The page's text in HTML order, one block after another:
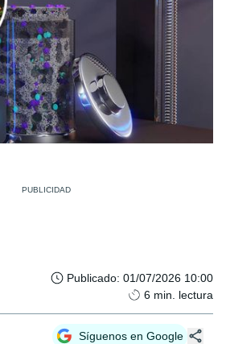
Publicado: 01/07/2026 10:00
6 min. lectura
Síguenos en Google